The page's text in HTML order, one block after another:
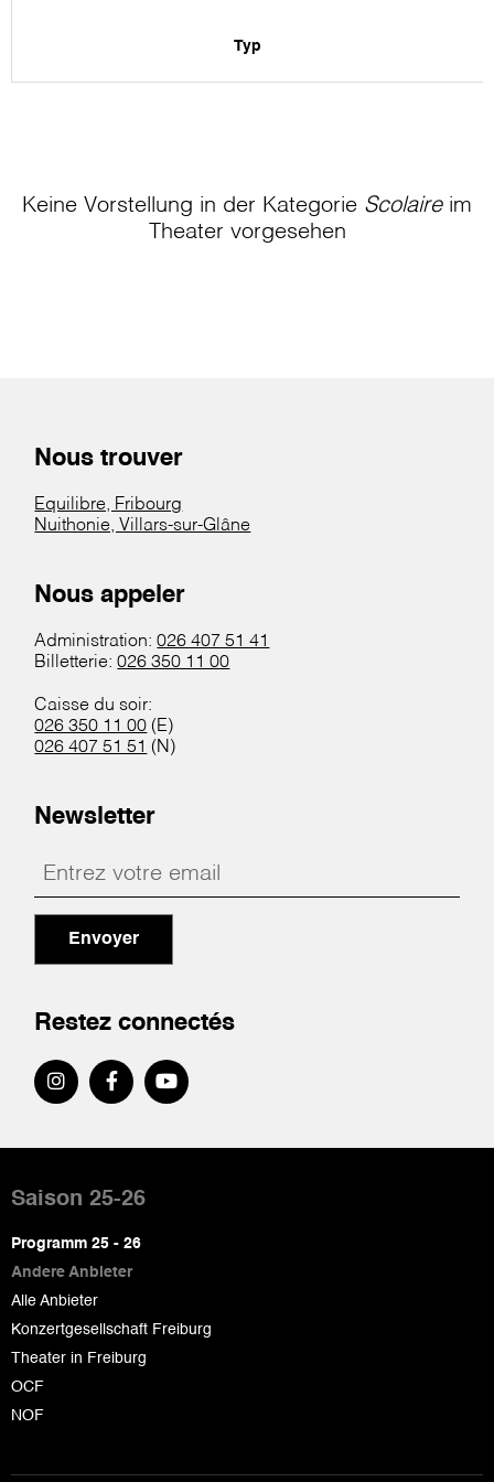
Typ
Keine Vorstellung in der Kategorie Scolaireim
Theater vorgesehen
Nous trouver
Equilibre, Fribourg
Nuithonie, Villars-sur-Glâne
Nous appeler
Administration:026 407 51 41
Billetterie:026 350 11 00
Caisse du soir:
026 350 11 00 (E)
026 407 51 51 (N)
Newsletter
Envoyer
Restez connectés
de
page
Saison 25-26
Programm 25 - 26
Andere Anbieter
Alle Anbieter
Konzertgesellschaft Freiburg
Theater in Freiburg
OCF
NOF